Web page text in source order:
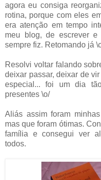
agora eu consiga
rotina, porque com eles
era atenção em tempo
meu blog, de escrever
sempre fiz. Retomando já
Resolvi voltar falando
deixar passar, deixar de
especial... foi um dia
presentes \o/
Aliás assim foram
mas que foram ótimas.
família e consegui ver
todos.